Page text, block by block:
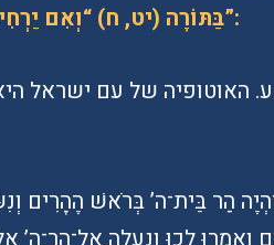
בַּתּוֹרָה (יט, ח) “וְאִם יַרְחִיב ה’ אֱלֹקיךָ אֶת גְּבֻלְךָ”:
האוטופיה של עם ישראל
הַר בֵּית־ה’ בְּרֹאשׁ הֶהָרִים